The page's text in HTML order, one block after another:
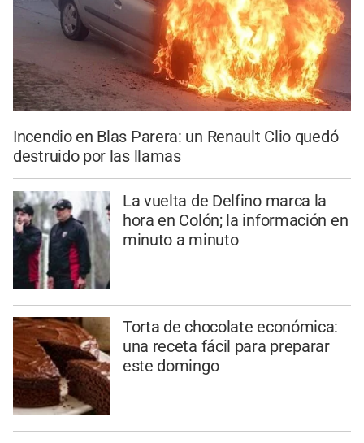
Incendio en Blas Parera: un Renault Clio quedó
destruido por las llamas
La vuelta de Delfino marca la
hora en Colón; la información en
minuto a minuto
Torta de chocolate económica:
una receta fácil para preparar
este domingo